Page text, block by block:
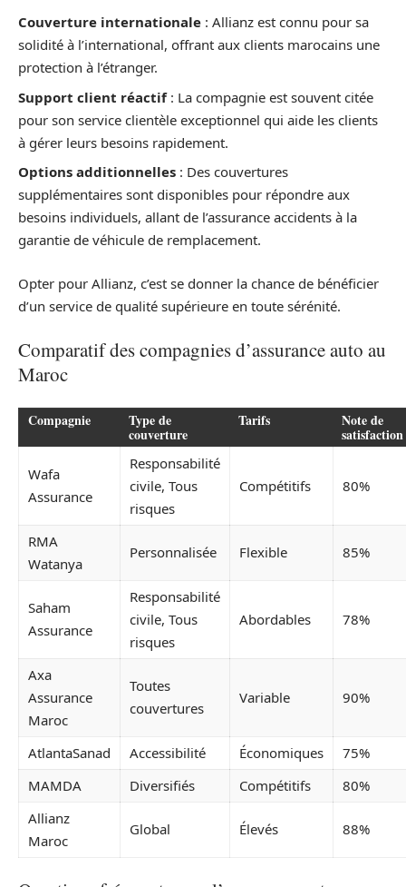
Couverture internationale : Allianz est connu pour sa
solidité à l’international, offrant aux clients marocains une
protection à l’étranger.
Support client réactif: La compagnie est souvent citée
pour son service clientèle exceptionnel qui aide les clients
à gérer leurs besoins rapidement.
Options additionnelles : Des couvertures
supplémentaires sont disponibles pour répondre aux
besoins individuels, allant de l’assurance accidents à la
garantie de véhicule de remplacement.
Opter pour Allianz, c’est se donner la chance de bénéficier
d’un service de qualité supérieure en toute sérénité.
Comparatif des compagnies d’assurance auto au
Maroc
Compagnie Type de
couverture
Tarifs Note de
satisfaction
Wafa
Assurance
Responsabilité
civile, Tous
risques
Compétitifs 80%
RMA
Watanya
Personnalisée Flexible 85%
Saham
Assurance
Responsabilité
civile, Tous
risques
Abordables 78%
Axa
Assurance
Maroc
Toutes
couvertures
Variable 90%
AtlantaSanad Accessibilité Économiques
75%
MAMDA
Diversifiés Compétitifs
80%
Allianz
Maroc
Global Élevés 88%